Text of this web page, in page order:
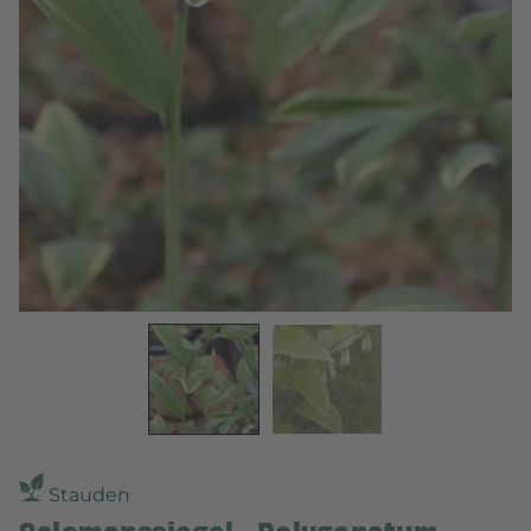
Stauden